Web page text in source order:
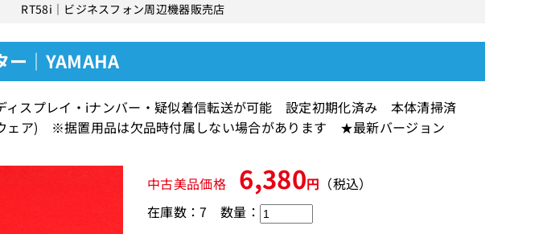
RT58i｜ビジネスフォン周辺機器販売店
ー｜YAMAHA
スプレイ・iナンバー・疑似着信転送が可能 設定初期化済み 本体清掃済
ェア) ※据置用品は欠品時付属しない場合があります ★最新バージョン
中古美品価格 6,380円 （税込）
在庫数：7 数量：